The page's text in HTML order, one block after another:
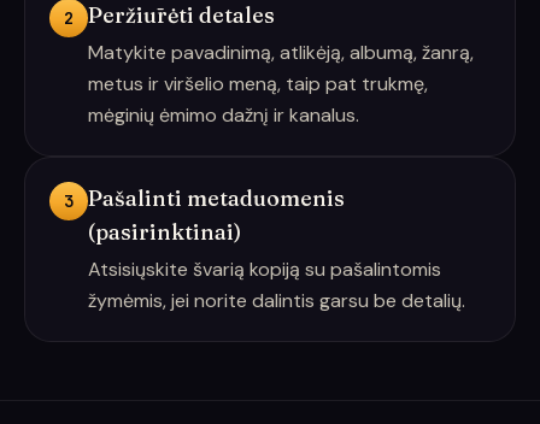
2 Peržiūrėti detales
Matykite pavadinimą, atlikėją, albumą, žanrą,
metus ir viršelio meną, taip pat trukmę,
mėginių ėmimo dažnį ir kanalus.
3
Pašalinti metaduomenis
(pasirinktinai)
Atsisiųskite švarią kopiją su pašalintomis
žymėmis, jei norite dalintis garsu be detalių.